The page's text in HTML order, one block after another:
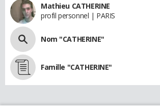
Mathieu CATHERINE
profil personnel | PARIS
Nom "CATHERINE"
Famille "CATHERINE"